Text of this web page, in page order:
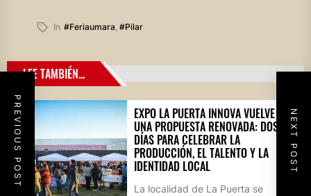
In #feriaumara, #pilar
PREVIOUS POST NEXT POST
LEE TAMBIÉN...
EXPO LA PUERTA INNOVA VUELVE CON
UNA PROPUESTA RENOVADA: DOS
DÍAS PARA CELEBRAR LA
PRODUCCIÓN, EL TALENTO Y LA
IDENTIDAD LOCAL
La localidad de La Puerta se